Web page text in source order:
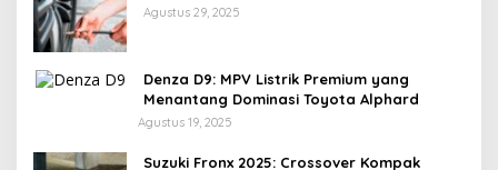
Agustus 29, 2025
Denza D9: MPV Listrik Premium yang
Menantang Dominasi Toyota Alphard
Agustus 19, 2025
Suzuki Fronx 2025: Crossover Kompak